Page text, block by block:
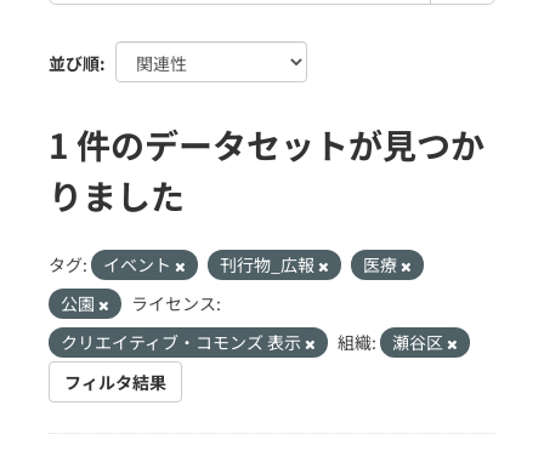
並び順
1 件のデータセットが見つか
りました
タグ: イベント 刊行物_広報
医療
公園
ライセンス:
クリエイティブ・コモンズ 表示
組織:
瀬谷区
フィルタ結果